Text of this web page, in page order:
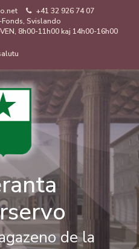
+41 32 926 74 07
Svislando
8h00-11h00 kaj 14h00-16h00
de la